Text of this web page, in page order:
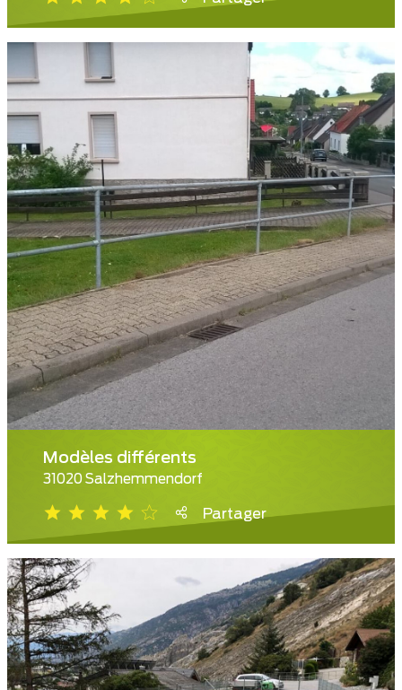
Modèles différents
31020 Salzhemmendorf
Partager